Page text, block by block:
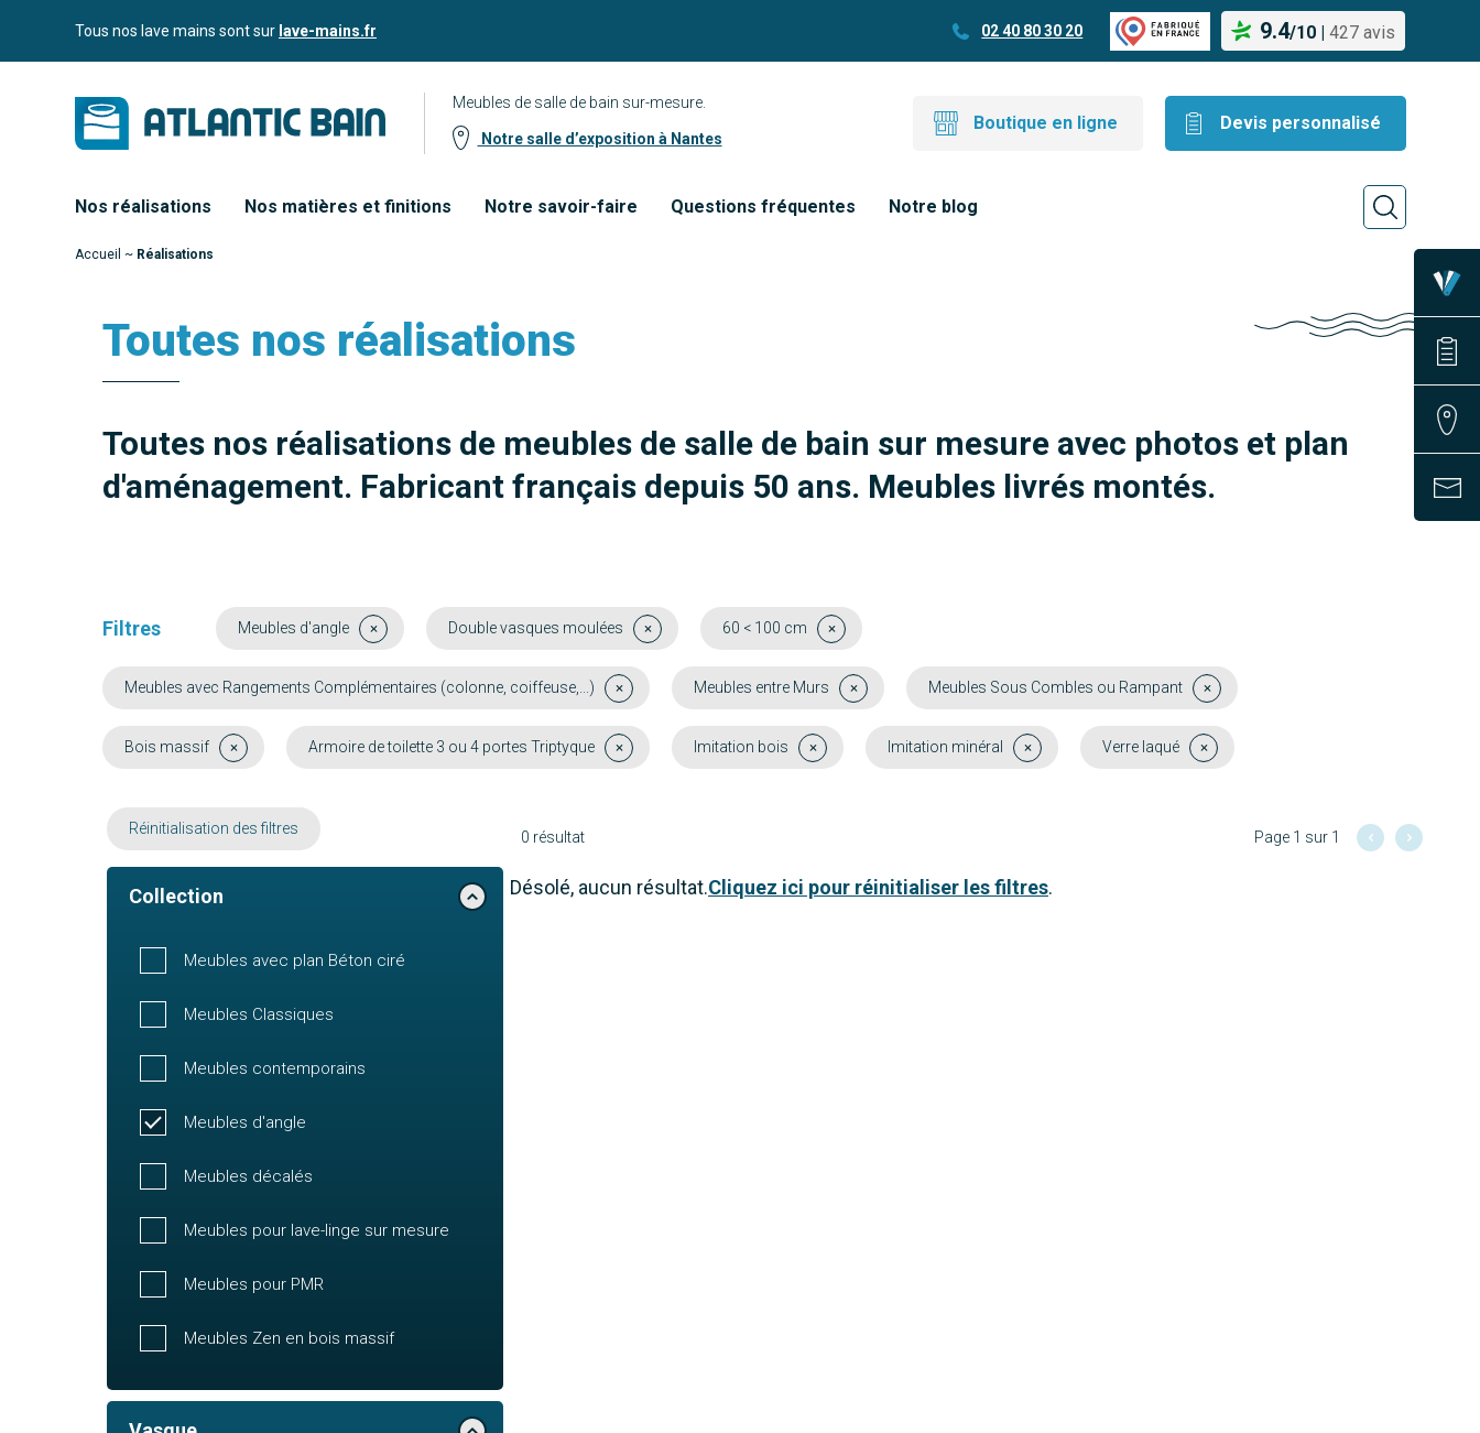
Aller auTous nos lave mains sont sur lave-mains.fr 02 40 80 30 20 9.4/10 | 427 avis
Meubles de salle de bain sur-mesure.
Notre salle d’exposition à Nantes
Boutique en ligne Devis personnalisé
Nos réalisations Nos matières et finitions Notre savoir-faire Questions fréquentes Notre blog
Accueil ~ Réalisations
Toutes nos réalisations
Toutes nos réalisations de meubles de salle de bain sur mesure avec photos et plan
d'aménagement. Fabricant français depuis 50 ans. Meubles livrés montés.
Filtres Meubles d'angle Double vasques moulées 60 < 100 cm
Meubles avec Rangements Complémentaires (colonne, coiffeuse,...) Meubles entre Murs Meubles Sous Combles ou Rampant
Bois massif Armoire de toilette 3 ou 4 portes Triptyque Imitation bois Imitation minéral Verre laqué
Réinitialisation des filtres
Collection
Meubles avec plan Béton ciré
Meubles Classiques
Meubles contemporains
Meubles d'angle
Meubles décalés
Meubles pour lave-linge sur mesure
Meubles pour PMR
Meubles Zen en bois massif
0 résultat Page 1 sur 1
Désolé, aucun résultat.Cliquez ici pour réinitialiser les filtres.